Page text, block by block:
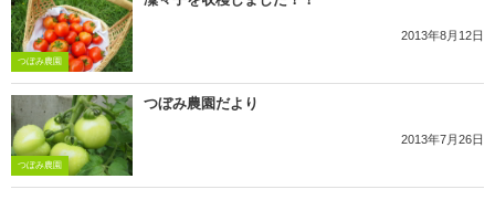
つぼみ農園
2013年8月12日
つぼみ農園
つぼみ農園だより
2013年7月26日